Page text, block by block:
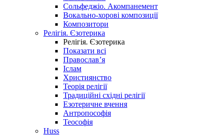
Сольфеджіо. Акомпанемент
Вокально-хорові композиції
Композитори
Релігія. Єзотерика
Релігія. Єзотерика
Показати всі
Православ’я
Іслам
Християнство
Теорія релігії
Традиційні східні релігії
Езотеричне вчення
Антропософія
Теософія
Huss